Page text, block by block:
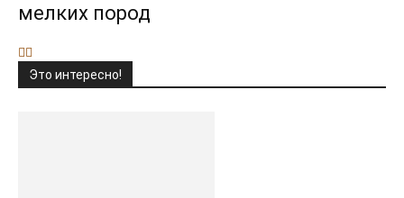
мелких пород
Это интересно!